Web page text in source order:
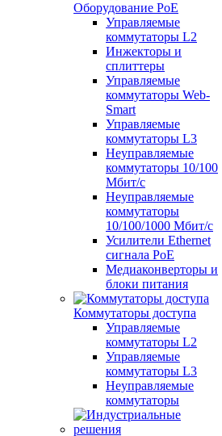
Оборудование PoE
Управляемые
коммутаторы L2
Инжекторы и
сплиттеры
Управляемые
коммутаторы Web-
Smart
Управляемые
коммутаторы L3
Неуправляемые
коммутаторы 10/100
Мбит/с
Неуправляемые
коммутаторы
10/100/1000 Мбит/с
Усилители Ethernet
сигнала PoE
Медиаконверторы и
блоки питания
Коммутаторы доступа
Управляемые
коммутаторы L2
Управляемые
коммутаторы L3
Неуправляемые
коммутаторы